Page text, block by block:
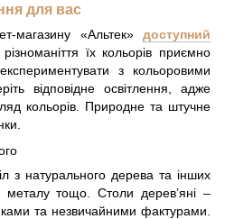
для вас
магазину «Альтек» доступний
їх кольорів приємно
з кольоровими
відповідне освітлення, адже
кольорів. Природне та штучне
з натурального дерева та інших
металу тощо. Столи дерев’яні –
та незвичайними фактурами.